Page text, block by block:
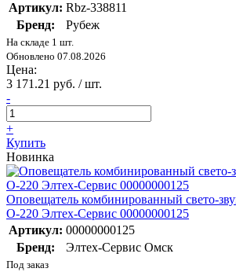
Артикул: Rbz-338811
Бренд:
Рубеж
На складе 1 шт.
Обновлено 07.08.2026
Цена:
3 171.21 руб. / шт.
-
+
Купить
Новинка
Оповещатель комбинированный свето-
О-220 Элтех-Сервис 00000000125
Артикул: 00000000125
Бренд:
Элтех-Сервис Омск
Под заказ